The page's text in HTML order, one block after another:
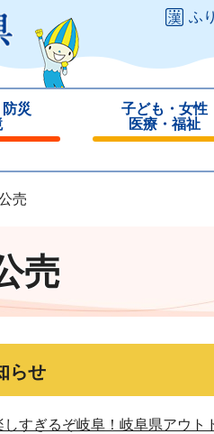
ふ
災
子ども・女性
医療・福祉
じ
売
売
らせ
すぎるぞ岐阜！岐阜県アウト